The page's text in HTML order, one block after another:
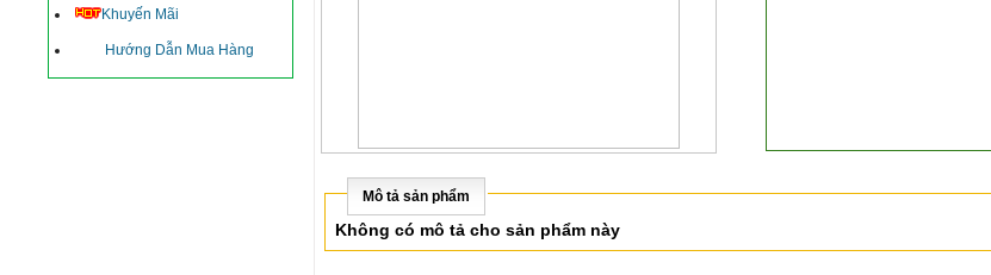
Khuyến Mãi
Hướng Dẫn Mua Hàng
Mô tả sản phẩm
Không có mô tả cho sản phẩm này